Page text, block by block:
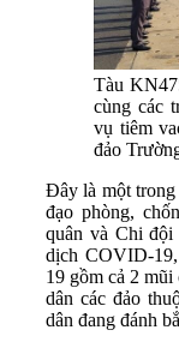
Tàu
cùng các
vụ tiêm
đảo
Đây là một
đạo phòng,
quân và Chi đội
dịch COVID-
19 gồm cả 2 mũi
dân các đảo
dân đang đánh